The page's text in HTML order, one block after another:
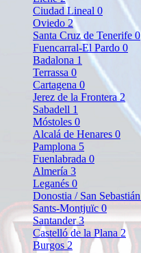
Ciudad Lineal 0
Oviedo 2
Santa Cruz de Tenerife 0
Fuencarral-El Pardo 0
Badalona 1
Terrassa 0
Cartagena 0
Jerez de la Frontera2
Sabadell 1
Móstoles 0
Alcalá de Henares 0
Pamplona 5
Fuenlabrada 0
Almería 3
Leganés 0
Donostia / San Sebastián
Sants-Montjuïc 0
Santander3
Castelló de la Plana 2
Burgos 2